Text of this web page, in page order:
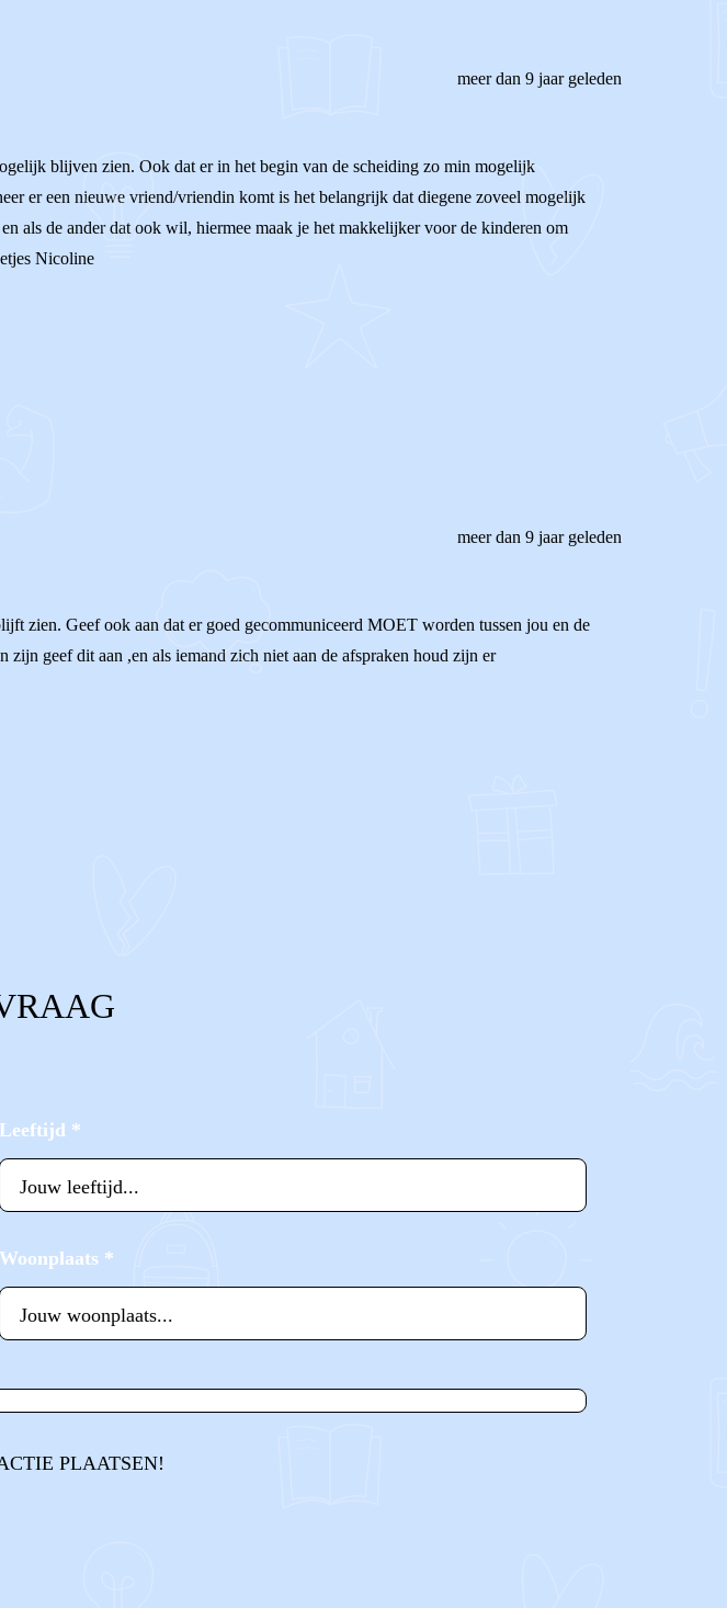
meer dan 9 jaar geleden
blijven zien. Ook dat er in het begin van de scheiding zo min mogelijk
er een nieuwe vriend/vriendin komt is het belangrijk dat diegene zoveel mogelijk
als de ander dat ook wil, hiermee maak je het makkelijker voor de kinderen om
Nicoline
meer dan 9 jaar geleden
zien. Geef ook aan dat er goed gecommuniceerd MOET worden tussen jou en de
geef dit aan ,en als iemand zich niet aan de afspraken houd zijn er
Leeftijd *
Woonplaats *
PLAATSEN!